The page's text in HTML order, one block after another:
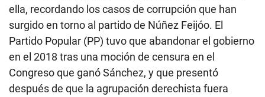
ella, recordando los casos de corrupción que han
surgido en torno al partido de Núñez Feijóo. El
Partido Popular (PP) tuvo que abandonar el gobierno
en el 2018 tras una moción de censura en el
Congreso que ganó Sánchez, y que presentó
después de que la agrupación derechista fuera